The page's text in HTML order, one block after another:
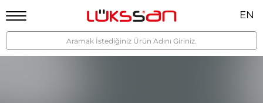
EN